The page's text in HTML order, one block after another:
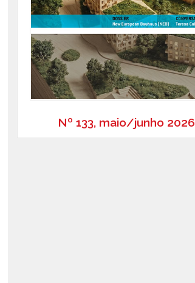
Nº 133, maio/junho 2026